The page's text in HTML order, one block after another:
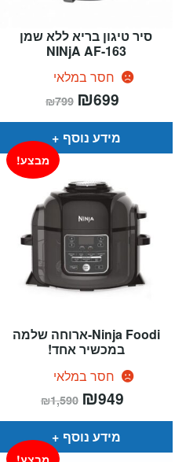
סיר טיגון בריא ללא שמן
NINjA AF-163
חסר במלאי
₪799 המחיר
המקורי
היה:
₪799.
₪699
הוא:
מידע נוסף
Ninja Foodi-ארוחה שלמה
במכשיר אחד!
חסר במלאי
מבצע!
₪1,590 המחיר
המקורי
היה:
₪949
הוא:
מידע נוסף
מבצע!